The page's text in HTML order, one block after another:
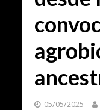
05/05/2025